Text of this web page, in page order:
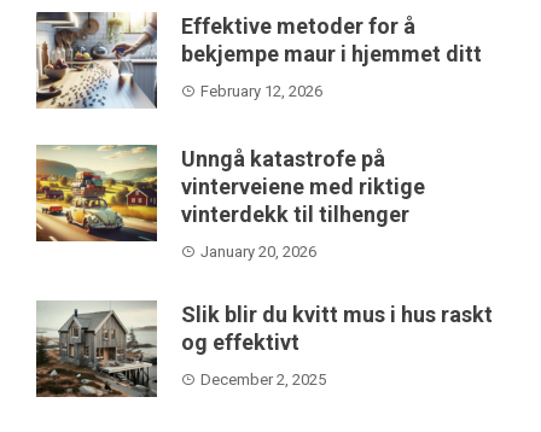
Effektive metoder for å
bekjempe maur i hjemmet ditt
February 12, 2026
Unngå katastrofe på
vinterveiene med riktige
vinterdekk til tilhenger
January 20, 2026
Slik blir du kvitt mus i hus raskt
og effektivt
December 2, 2025